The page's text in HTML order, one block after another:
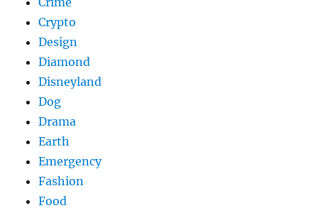
Crypto
Design
Diamond
Disneyland
Dog
Drama
Earth
Emergency
Fashion
Food